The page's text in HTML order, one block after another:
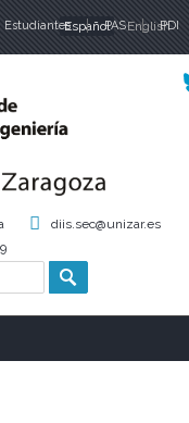
Estudiantes PAS PDI
Idiomas
Español English
diis.sec@unizar.es